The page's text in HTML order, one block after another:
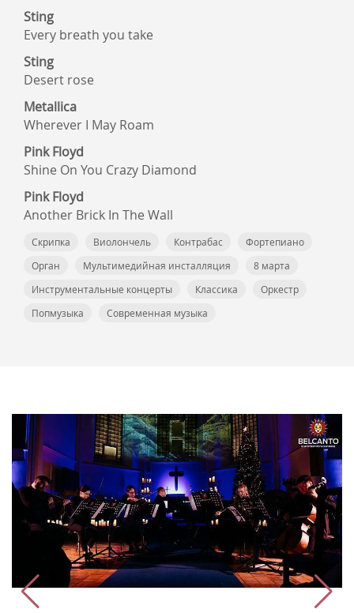
Sting
Every breath you take
Sting
Desert rose
Metallica
Wherever I May Roam
Pink Floyd
Shine On You Crazy Diamond
Pink Floyd
Another Brick In The Wall
Скрипка Виолончель Контрабас
Фортепиано
Орган
Мультимедийная инсталляция
8 марта
Инструментальные концерты
Классика
Оркестр
Попмузыка
Современная музыка